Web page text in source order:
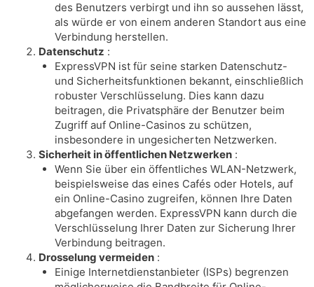
des Benutzers verbirgt und ihn so aussehen lässt,
als würde er von einem anderen Standort aus eine
Verbindung herstellen.
Datenschutz :
ExpressVPN ist für seine starken Datenschutz-
und Sicherheitsfunktionen bekannt, einschließlich
robuster Verschlüsselung. Dies kann dazu
beitragen, die Privatsphäre der Benutzer beim
Zugriff auf Online-Casinos zu schützen,
insbesondere in ungesicherten Netzwerken.
Sicherheit in öffentlichen Netzwerken :
Wenn Sie über ein öffentliches WLAN-Netzwerk,
beispielsweise das eines Cafés oder Hotels, auf
ein Online-Casino zugreifen, können Ihre Daten
abgefangen werden. ExpressVPN kann durch die
Verschlüsselung Ihrer Daten zur Sicherung Ihrer
Verbindung beitragen.
Drosselung vermeiden :
Einige Internetdienstanbieter (ISPs) begrenzen